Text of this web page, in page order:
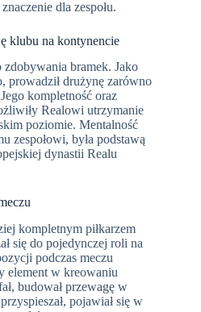
dla zespołu.
klubu na kontynencie
zdobywania bramek. Jako
prowadził drużynę zarówno
kompletność oraz
Realowi utrzymanie
poziomie. Mentalność
zespołowi, była podstawą
dynastii Realu
kompletnym piłkarzem
się do pojedynczej roli na
podczas meczu
element w kreowaniu
budował przewagę w
pojawiał się w